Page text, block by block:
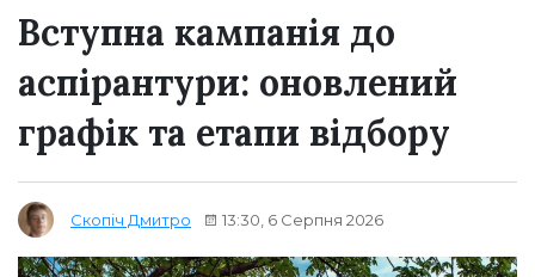
Вступна кампанія до
аспірантури: оновлений
графік та етапи відбору
Скопіч Дмитро 13:30, 6 Серпня 2026